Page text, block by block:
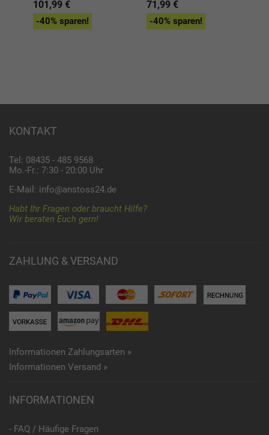
101,99 €
-40% sparen!
71,99 €
-40% sparen!
KONTAKT
Tel: 08435 - 485 9568
Mo.-Fr.: 7:30 - 20:00 Uhr
E-Mail: info@anstoss24.de
Habt Ihr Fragen oder braucht Hilfe?
Wir beraten Euch gern!
ZAHLUNG & VERSAND
Informationen Zahlungsarten »
Informationen Versand »
INFORMATIONEN
- FAQ / Häufige Fragen